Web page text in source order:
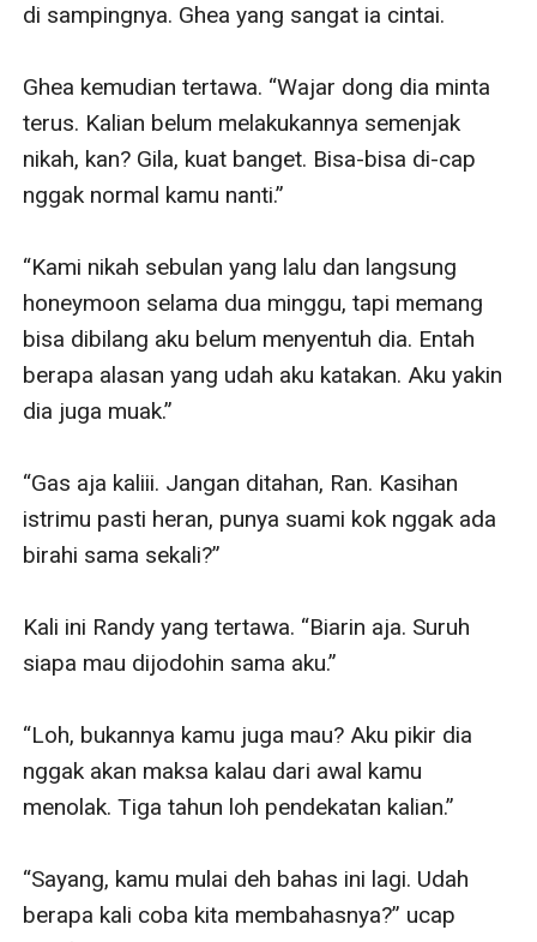
di sampingnya. Ghea yang sangat ia cintai.
Ghea kemudian tertawa. “Wajar dong dia minta
terus. Kalian belum melakukannya semenjak
nikah, kan? Gila, kuat banget. Bisa-bisa di-cap
nggak normal kamu nanti.”
“Kami nikah sebulan yang lalu dan langsung
honeymoon selama dua minggu, tapi memang
bisa dibilang aku belum menyentuh dia. Entah
berapa alasan yang udah aku katakan. Aku yakin
dia juga muak.”
“Gas aja kaliii. Jangan ditahan, Ran. Kasihan
istrimu pasti heran, punya suami kok nggak ada
birahi sama sekali?”
Kali ini Randy yang tertawa. “Biarin aja. Suruh
siapa mau dijodohin sama aku.”
“Loh, bukannya kamu juga mau? Aku pikir dia
nggak akan maksa kalau dari awal kamu
menolak. Tiga tahun loh pendekatan kalian.”
“Sayang, kamu mulai deh bahas ini lagi. Udah
berapa kali coba kita membahasnya?” ucap